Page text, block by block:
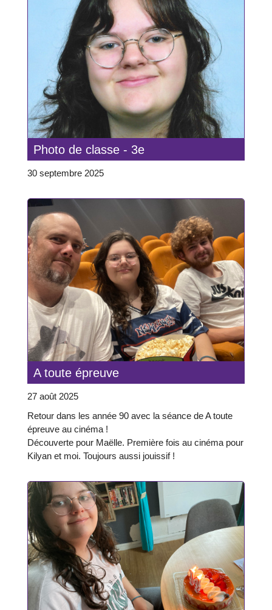
Photo de classe - 3e
30 septembre 2025
A toute épreuve
27 août 2025
Retour dans les année 90 avec la séance de A toute
épreuve au cinéma !
Découverte pour Maëlle. Première fois au cinéma pour
Kilyan et moi. Toujours aussi jouissif !